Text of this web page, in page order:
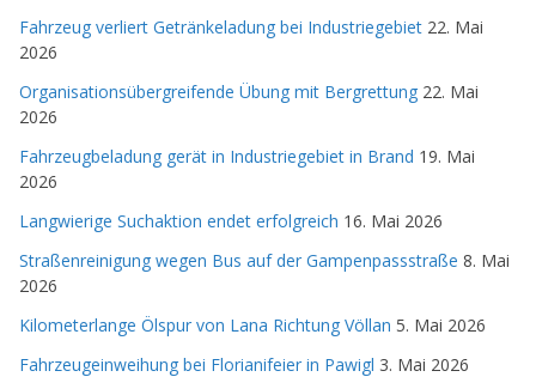
Fahrzeug verliert Getränkeladung bei Industriegebiet 22. Mai
2026
Organisationsübergreifende Übung mit Bergrettung 22. Mai
2026
Fahrzeugbeladung gerät in Industriegebiet in Brand 19. Mai
2026
Langwierige Suchaktion endet erfolgreich 16. Mai 2026
Straßenreinigung wegen Bus auf der Gampenpassstraße 8. Mai
2026
Kilometerlange Ölspur von Lana Richtung Völlan 5. Mai 2026
Fahrzeugeinweihung bei Florianifeier in Pawigl 3. Mai 2026